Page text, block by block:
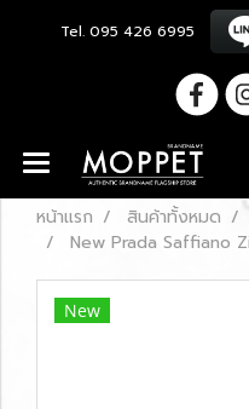
Tel. 095 426 6995
หน้าแรก สินค้าทั้งหมด
New Prada Saffiano
New